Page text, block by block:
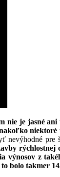
nie je jasné
niektoré
pre
výnosov z
bolo takmer